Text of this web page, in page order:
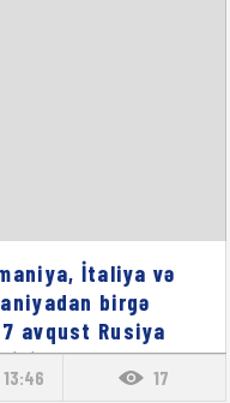
İtaliya və
birgə
avqust Rusiya
ağır
xatırladır"
17